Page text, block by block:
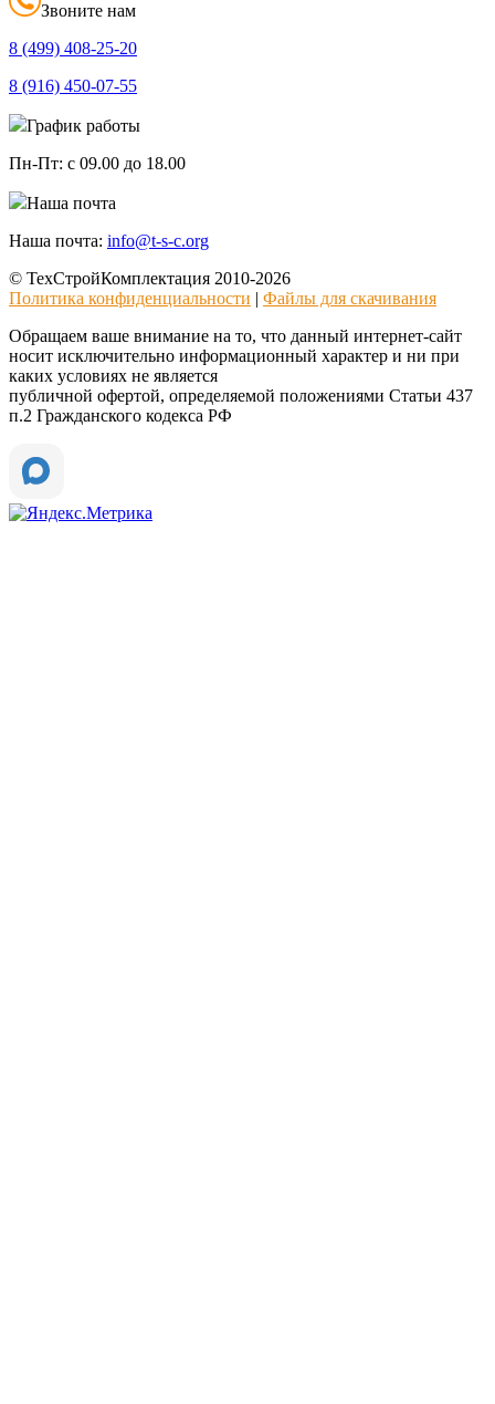
Звоните нам
8 (499) 408-25-20
8 (916) 450-07-55
График работы
Пн-Пт: с 09.00 до 18.00
Наша почта
Наша почта: info@t-s-c.org
© ТехСтройКомплектация 2010-2026
Политика конфиденциальности
Файлы для скачивания
Обращаем ваше внимание на то, что данный интернет-сайт
носит исключительно информационный характер и ни при
каких условиях не является
публичной офертой, определяемой положениями Статьи 437
п.2 Гражданского кодекса РФ